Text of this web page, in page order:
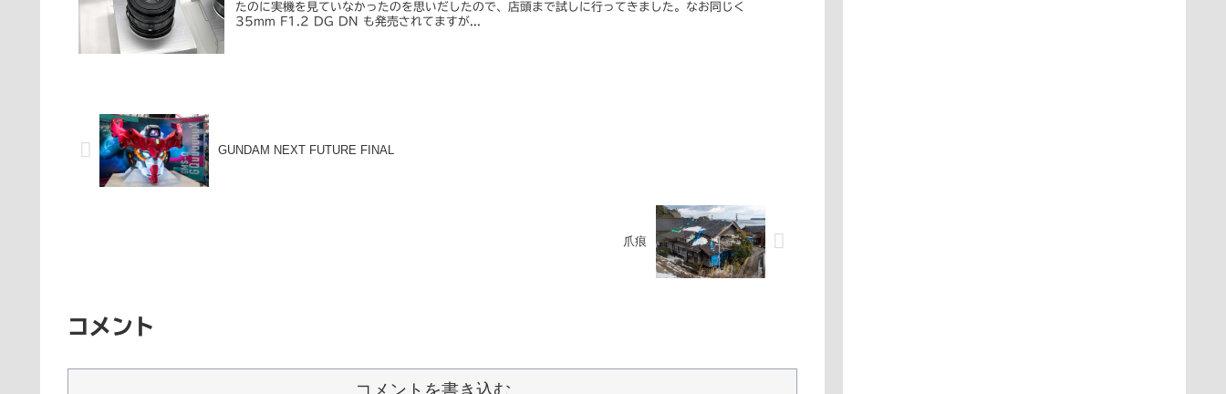
たのに実機を見ていなかったのを思いだしたので、店頭まで試しに行ってきました。なお同じく
35mm F1.2 DG DN も発売されてますが...
GUNDAM NEXT FUTURE FINAL
爪痕
コメント
コメントを書き込む